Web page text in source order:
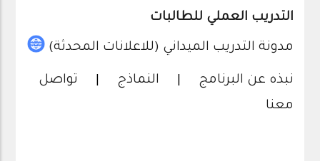
التدريب العملي للطالبات
مدونة التدريب الميداني (للاعلانات المحدثة)
نبذه عن البرنامج النماذج
تواصل
معنا